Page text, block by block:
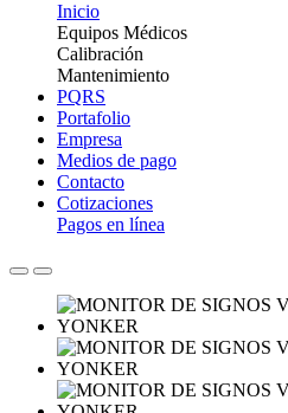
Inicio
Equipos Médicos
Calibración
Mantenimiento
PQRS
Portafolio
Empresa
Medios de pago
Contacto
Cotizaciones
Pagos en línea